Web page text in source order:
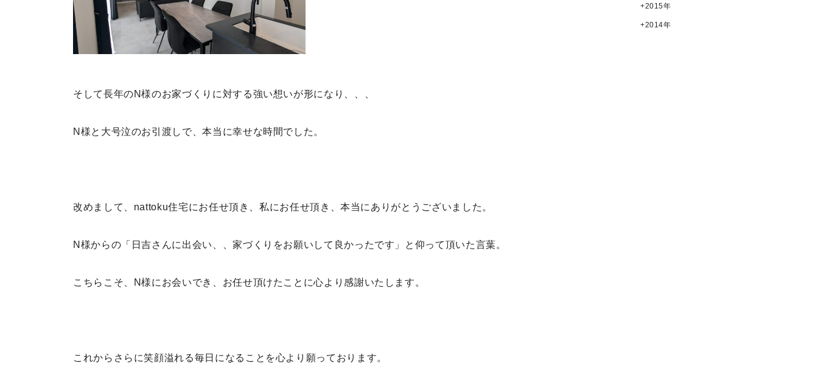
そして長年のN様のお家づくりに対する強い想いが形になり、、、
N様と 大号泣のお引渡しで、本当に幸せな時間でした。
改めまして、nattoku住宅にお任せ頂き、私にお任せ頂き、本当にありがとうございました。
N様からの「日吉さんに出会い、、家づくりをお願いして良かったです」と仰って頂いた言葉。
こちらこそ、N様にお会いでき、お任せ頂けたことに心より感謝いたします。
これからさらに笑顔溢れる毎日になることを心より願っております。
2015年
2014年